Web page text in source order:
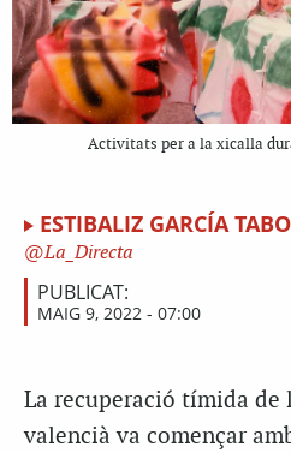
Activitats per a la xicalla
ESTIBALIZ GARCÍA
La_Directa
PUBLICAT:
MAIG 9, 2022 - 07:00
La recuperació tímida de
valencià va començar